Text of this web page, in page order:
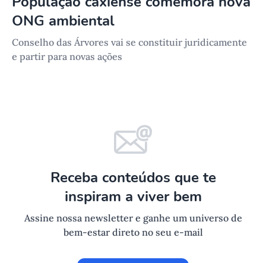
ONG ambiental
Conselho das Árvores vai se constituir juridicamente
e partir para novas ações
Receba conteúdos que te
inspiram a viver bem
Assine nossa newsletter e ganhe um universo de
bem-estar direto no seu e-mail